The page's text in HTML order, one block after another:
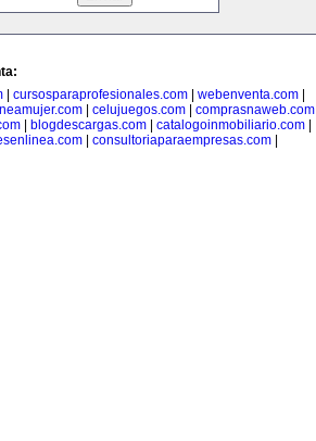
| cursosparaprofesionales.com| webenventa.com|
| celujuegos.com| comprasnaweb.com|
| blogdescargas.com| catalogoinmobiliario.com|
| consultoriaparaempresas.com|